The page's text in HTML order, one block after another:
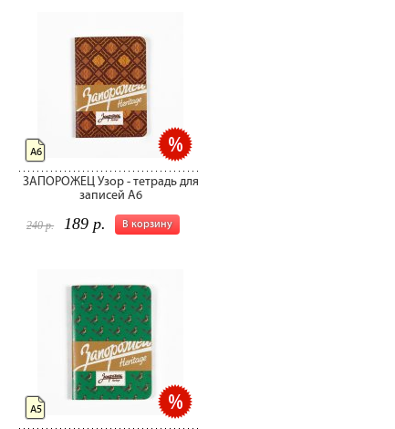
ЗАПОРОЖЕЦ Узор - тетрадь для
записей А6
В корзину
240 р. 189 р.
А6
А5